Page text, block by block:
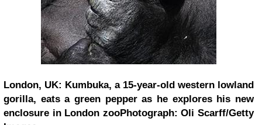
London, UK: Kumbuka, a 15-year-old western lowland
gorilla, eats a green pepper as he explores his new
enclosure in London zooPhotograph: Oli Scarff/Getty